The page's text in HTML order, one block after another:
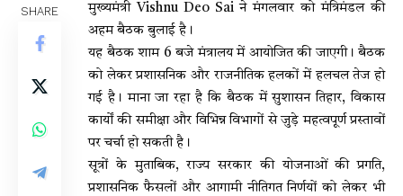
SHARE
मुख्यमंत्री Vishnu Deo Sai ने मंगलवार को मंत्रिमंडल की
अहम बैठक बुलाई है।
यह बैठक शाम 6 बजे मंत्रालय में आयोजित की जाएगी। बैठक
को लेकर प्रशासनिक और राजनीतिक हलकों में हलचल तेज हो
गई है। माना जा रहा है कि बैठक में सुशासन तिहार, विकास
कार्यों की समीक्षा और विभिन्न विभागों से जुड़े महत्वपूर्ण प्रस्तावों
पर चर्चा हो सकती है।
सूत्रों के मुताबिक, राज्य सरकार की योजनाओं की प्रगति,
प्रशासनिक फैसलों और आगामी नीतिगत निर्णयों को लेकर भी